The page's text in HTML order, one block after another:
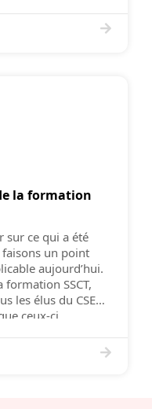
la formation
sur ce qui a été
un point
aujourd’hui.
formation SSCT,
les élus du CSE
ceux-ci